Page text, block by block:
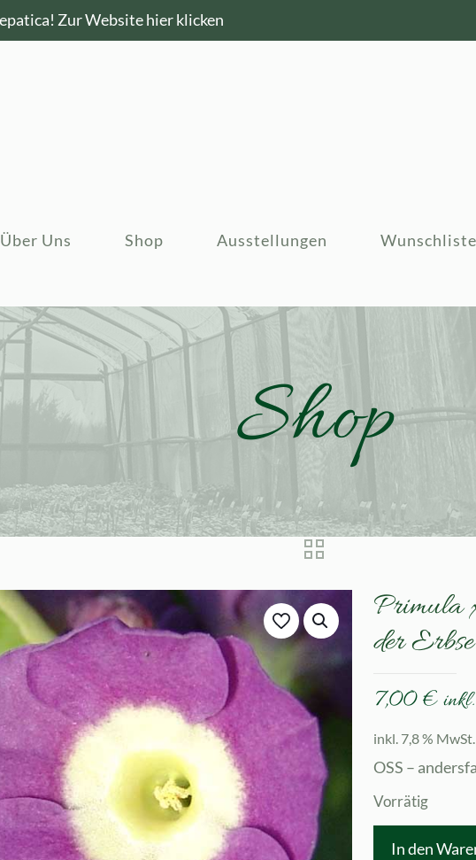
Zur Website hier klicken
Über Uns Shop Ausstellungen Wunschliste
Shop
Primula
der
7,00€
inkl. 7,8 % MwSt.
OSS –
Vorrätig
In den